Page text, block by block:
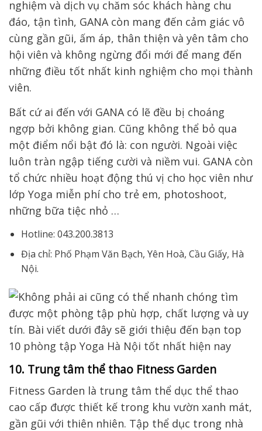
nghiệm và dịch vụ chăm sóc khách hàng chu
đáo, tận tình, GANA còn mang đến cảm giác vô
cùng gần gũi, ấm áp, thân thiện và yên tâm cho
hội viên và không ngừng đổi mới để mang đến
những điều tốt nhất kinh nghiệm cho mọi thành
viên.
Bất cứ ai đến với GANA có lẽ đều bị choáng
ngợp bởi không gian. Cũng không thể bỏ qua
một điểm nổi bật đó là: con người. Ngoài việc
luôn tràn ngập tiếng cười và niềm vui. GANA còn
tổ chức nhiều hoạt động thú vị cho học viên như
lớp Yoga miễn phí cho trẻ em, photoshoot,
những bữa tiệc nhỏ …
Hotline: 043.200.3813
Địa chỉ: Phố Phạm Văn Bạch, Yên Hoà, Cầu Giấy, Hà
Nội.
10. Trung tâm thể thao Fitness Garden
Fitness Garden là trung tâm thể dục thể thao
cao cấp được thiết kế trong khu vườn xanh mát,
gần gũi với thiên nhiên. Tập thể dục trong nhà